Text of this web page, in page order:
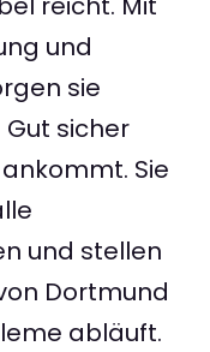
und
sie
sicher
Sie
und stellen
Dortmund
abläuft.